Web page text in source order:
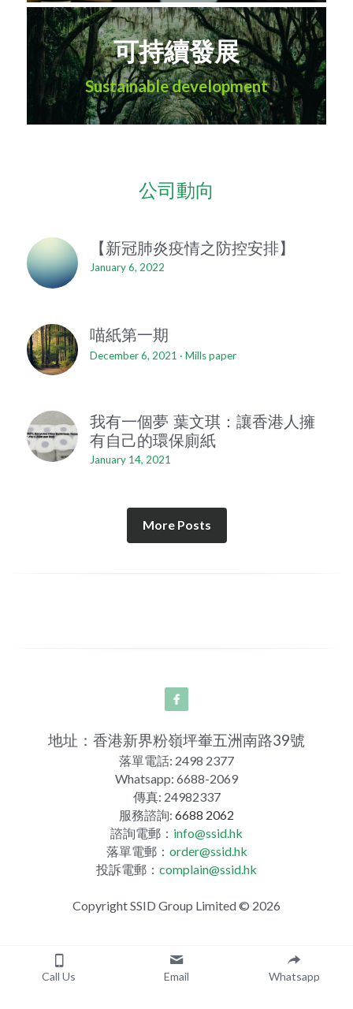
可持續發展
Sustainable development
公司動向
【新冠肺炎疫情之防控安排】
January 6, 2022
喵紙第一期
December 6, 2021 · Mills paper
我有一個夢 葉文琪：讓香港人擁
有自己的環保廁紙
January 14, 2021
More Posts
地址：香港新界粉嶺坪輋五洲南路39號
落單電話: 2498 2377
Whatsapp: 6688-2069
傳真: 24982337
服務諮詢: 6688 2062
諮詢電郵： info@ssid.hk
落單電郵： order@ssid.hk
投訴電郵： complain@ssid.hk
Copyright SSID Group Limited © 2026
Call Us Email Whatsapp